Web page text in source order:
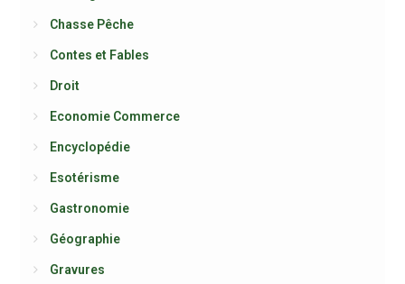
Chasse Pêche
Contes et Fables
Droit
Economie Commerce
Encyclopédie
Esotérisme
Gastronomie
Géographie
Gravures